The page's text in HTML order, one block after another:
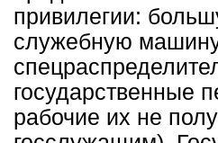
привилегии:
служебную
государственные
рабочие их не